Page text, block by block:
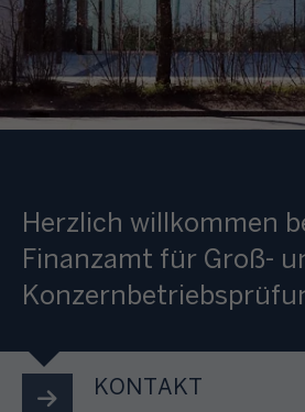
Herzlich willkommen
Finanzamt für Groß-
KONTAKT